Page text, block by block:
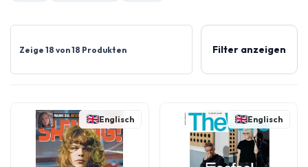
Zeige 18 von 18 Produkten Filter anzeigen
Englisch Englisch